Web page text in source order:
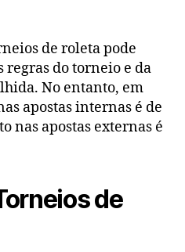
de roleta pode
do torneio e da
No entanto, em
apostas internas é de
nas apostas externas é
de